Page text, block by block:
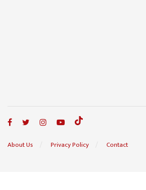
About Us Privacy Policy Contact